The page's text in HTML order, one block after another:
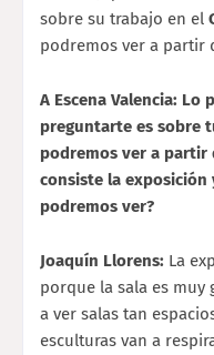
sobre su trabajo en el
podremos ver a partir
A Escena Valencia:
preguntarte es sobre
podremos ver a partir
consiste la
podremos ver?
Joaquín Llorens: La
porque la sala es muy
a ver salas tan
esculturas van a